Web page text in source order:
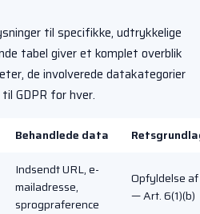
til specifikke, udtrykkelige
tabel giver et komplet overblik
de involverede datakategorier
GDPR for hver.
Behandlede data
Indsendt URL, e-
mailadresse,
sprogpraference
Opfyldelse
— Art. 6(1)(b)